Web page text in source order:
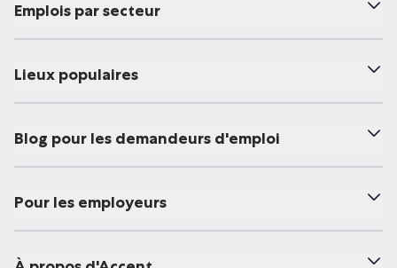
Emplois par secteur
Lieux populaires
Blog pour les demandeurs d'emploi
Pour les employeurs